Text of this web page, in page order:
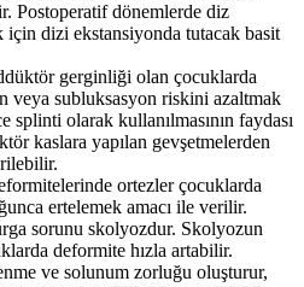
Postoperatif dönemlerde diz
için dizi ekstansiyonda tutacak basit
gerginliği olan çocuklarda
veya subluksasyon riskini azaltmak
olarak kullanılmasının faydası
kaslara yapılan gevşetmelerden
ortezler çocuklarda
ertelemek amacı ile verilir.
sorunu skolyozdur. Skolyozun
deformite hızla artabilir.
ve solunum zorluğu oluşturur,